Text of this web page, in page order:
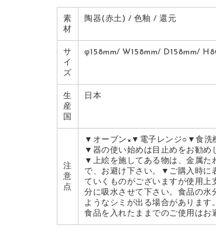
素
材
陶器(赤土) / 色釉 / 還元
サ
イ
ズ
φ158mm/ W158mm/ D158mm/
生
産
国
日本
注
意
点
▼オーブン×▼電子レンジ○▼食洗
▼器の使い始めは目止めをお勧め
▼上絵を施してある物は、金属た
で、お避け下さい。▼ご購入時に
ていくものがございますが使用
分に吸水させて下さい。食品の水
ようなシミが出る場合があります
食品を入れたままでのご使用はお